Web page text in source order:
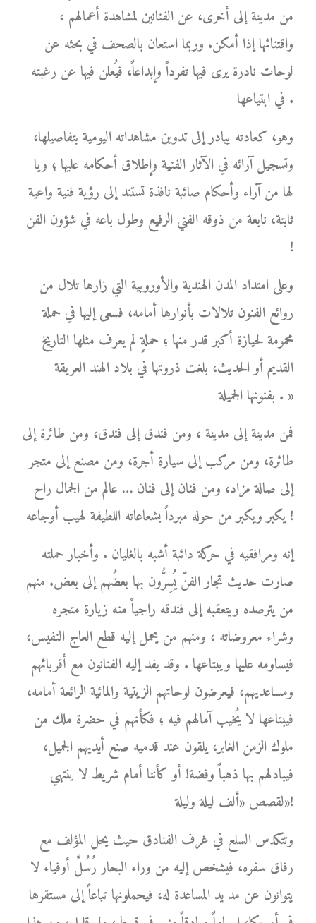
من مدينة إلى أخرى، عن الفنانين لمشاهدة أعمالهم ،
واقتنائها إذا أمكن. وربما استعان بالصحف في بحثه عن
لوحات نادرة يرى فيها تفرداً وإبداعاً، فيُعلن فيها عن رغبته
في ابتياعها .
وهو، كعادته يبادر إلى تدوين مشاهداته اليومية بتفاصيلها،
وتسجيل آرائه في الآثار الفنية وإطلاق أحكامه عليها ؛ ويا
لها من آراء وأحكام صائبة نافذة تستند إلى رؤية فنية واعية
ثابتة، نابعة من ذوقه الفني الرفيع وطول باعه في شؤون الفن
!
وعلى امتداد المدن الهندية والأوروبية التي زارها تلال من
روائع الفنون تلالات بأنوارها أمامه، فسعى إليها في حملة
محمومة لحيازة أكبر قدر منها ؛ حملةٍ لم يعرف مثلها التاريخ
القديم أو الحديث، بلغت ذروتها في بلاد الهند العريقة
بفنونها الجميلة . »
فمن مدينة إلى مدينة ، ومن فندق إلى فندق، ومن طائرة إلى
طائرة، ومن مركب إلى سيارة أجرة، ومن مصنع إلى متجر
إلى صالة مزاد، ومن فنان إلى فنان … عالم من الجمال راح
يكبر ويكبر من حوله مبرداً بشعاعاته اللطيفة لهيب أوجاعه !
إنه ومرافقيه في حركة دائبة أشبه بالغليان . وأخبار حملته
صارت حديث تجار الفنّ يُسِرُّون بها بعضُهم إلى بعض. منهم
من يترصده ويتعقبه إلى فندقه راجياً منه زيارة متجره
وشراء معروضاته ، ومنهم من يحمل إليه قطع العاج النفيس،
فيساومه عليها ويبتاعها . وقد يفد إليه الفنانون مع أقربائهم
ومساعديهم، فيعرضون لوحاتهم الزيتية والمائية الرائعة أمامه،
فيبتاعها لا يُخيب آمالهم فيه ؛ فكأنهم في حضرة ملك من
ملوك الزمن الغابر، يلقون عند قدميه صنع أيديهم الجميل،
فيبادلهم بها ذهباً وفضة! أو كأننا أمام شريط لا ينتهي
لقصص «ألف ليلة وليلة»!
وتتكدس السلع في غرف الفنادق حيث يحل المؤلف مع
رفاق سفره، فيشخص إليه من وراء البحار رُسُلٌ أوفياء لا
يتوانون عن مد يد المساعدة له، فيحملونها تباعاً إلى مستقرها